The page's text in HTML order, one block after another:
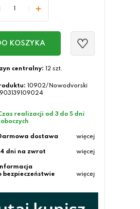
KOSZYKA
centralny: 12 szt.
10902/Nowodvorski
realizacji od 3 do 5 dni
dostawa więcej
dni na zwrot więcej
Informacja
bezpieczeństwie
więcej